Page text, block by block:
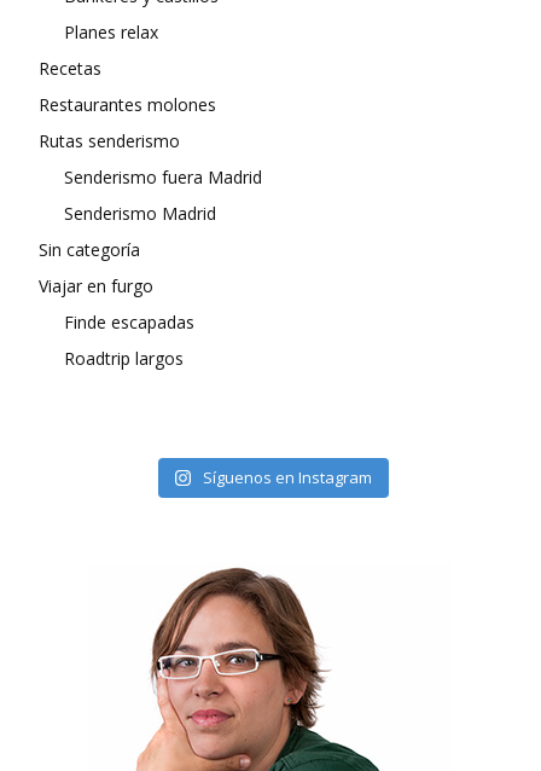
Planes relax
Recetas
Restaurantes molones
Rutas senderismo
Senderismo fuera Madrid
Senderismo Madrid
Sin categoría
Viajar en furgo
Finde escapadas
Roadtrip largos
Síguenos en Instagram